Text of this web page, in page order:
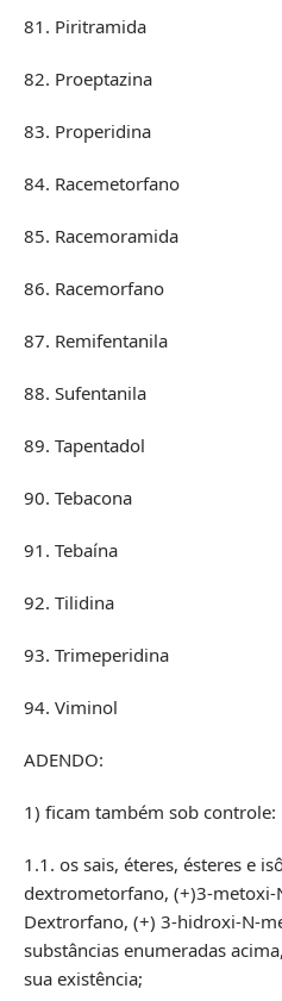
81. Piritramida
82. Proeptazina
83. Properidina
84. Racemetorfano
85. Racemoramida
86. Racemorfano
87. Remifentanila
88. Sufentanila
89. Tapentadol
90. Tebacona
91. Tebaína
92. Tilidina
93. Trimeperidina
94. Viminol
ADENDO:
1) ficam também sob controle:
1.1. os sais, éteres, ésteres e
dextrometorfano, (+)3-
Dextrorfano, (+) 3-hidroxi-N-
substâncias enumeradas
sua existência;